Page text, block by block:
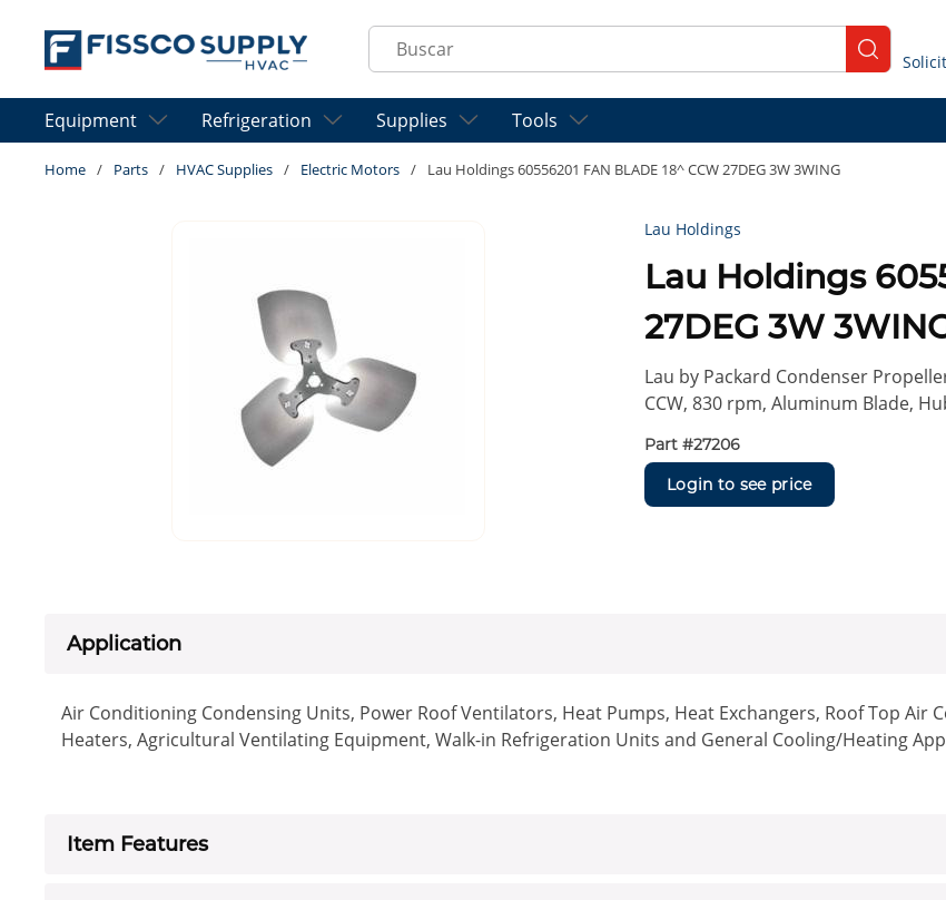
Skip to main content
Site Search
submit
Equipment Refrigeration Supplies Tools
Home / Parts / HVAC Supplies / Electric Motors / Lau Holdings 60556201 FAN BLADE 18^ CCW 27DEG 3W 3WING
Lau Holdings
Lau Holdings
27DEG 3W
Lau by Packard Condenser
CCW, 830 rpm, Aluminum Blade,
Part #27206
Login to see price
Application
Air Conditioning Condensing Units, Power Roof Ventilators, Heat Pumps, Heat Exchangers, Roof Top
Heaters, Agricultural Ventilating Equipment, Walk-in Refrigeration Units and General Cooling/Heating
Item Features